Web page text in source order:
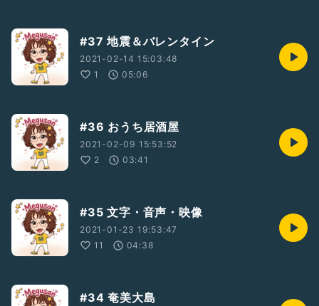
#37 地震＆バレンタイン
2021-02-14 15:03:48
1
05:06
#36 おうち居酒屋
2021-02-09 15:53:52
2
03:41
#35 文字・音声・映像
2021-01-23 19:53:47
11
04:38
#34 奄美大島